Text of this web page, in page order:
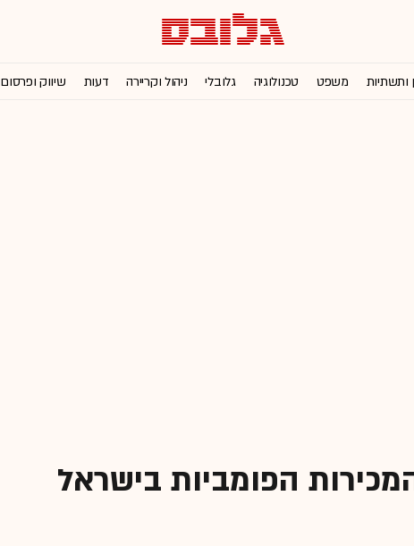
ותשתיות משפט טכנולוגיה גלובלי ניהול וקריירה דעות שיווק ופרסום
הפומביות בישראל